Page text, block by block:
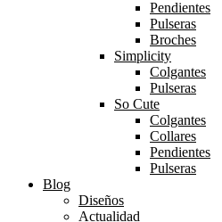
Pendientes
Pulseras
Broches
Simplicity
Colgantes
Pulseras
So Cute
Colgantes
Collares
Pendientes
Pulseras
Blog
Diseños
Actualidad